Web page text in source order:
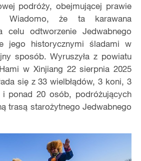
podróży, obejmującej prawie
Wiadomo, że ta karawana
celu odtworzenie Jedwabnego
jego historycznymi śladami w
sposób. Wyruszyła z powiatu
w Xinjiang 22 sierpnia 2025
się z 33 wielbłądów, 3 koni, 3
ponad 20 osób, podróżujących
trasą starożytnego Jedwabnego